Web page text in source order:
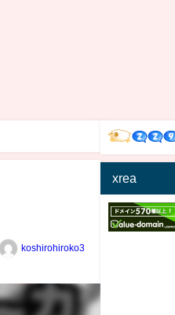
koshirohiroko3
xrea